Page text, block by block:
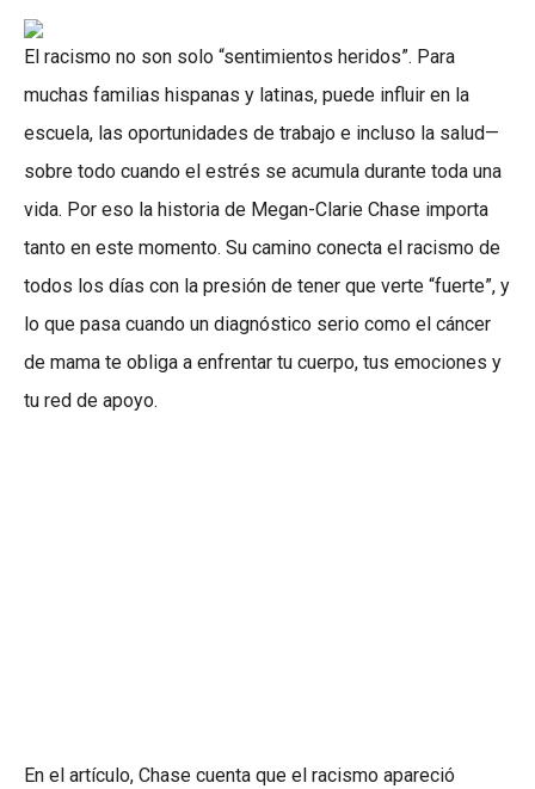
El racismo no son solo “sentimientos heridos”. Para
muchas familias hispanas y latinas, puede influir en la
escuela, las oportunidades de trabajo e incluso la salud—
sobre todo cuando el estrés se acumula durante toda una
vida. Por eso la historia de Megan-Clarie Chase importa
tanto en este momento. Su camino conecta el racismo de
todos los días con la presión de tener que verte “fuerte”, y
lo que pasa cuando un diagnóstico serio como el cáncer
de mama te obliga a enfrentar tu cuerpo, tus emociones y
tu red de apoyo.
En el artículo, Chase cuenta que el racismo apareció